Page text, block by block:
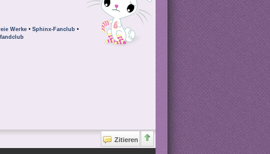
Werke • Sphinx-Fanclub •
Zitieren